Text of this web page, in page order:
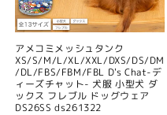
アメコミメッシュタンク
XS/S/M/L/XL/XXL/DXS/DS/DM
/DL/FBS/FBM/FBL D's Chat-デ
ィーズチャット- 犬服 小型犬 ダ
ックス フレブル ドッグウェア
DS26SS ds261322